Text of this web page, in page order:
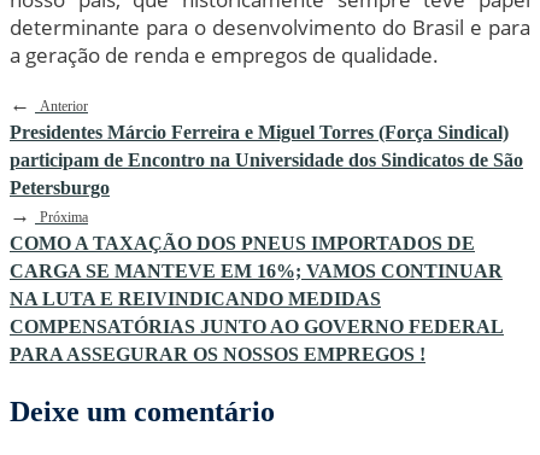
determinante para o desenvolvimento do Brasil e para
a geração de renda e empregos de qualidade.
←
Anterior
Presidentes Márcio Ferreira e Miguel Torres (Força Sindical)
participam de Encontro na Universidade dos Sindicatos de São
Petersburgo
→ Próxima
COMO A TAXAÇÃO DOS PNEUS IMPORTADOS DE
CARGA SE MANTEVE EM 16%; VAMOS CONTINUAR
NA LUTA E REIVINDICANDO MEDIDAS
COMPENSATÓRIAS JUNTO AO GOVERNO FEDERAL
PARA ASSEGURAR OS NOSSOS EMPREGOS !
Deixe um comentário